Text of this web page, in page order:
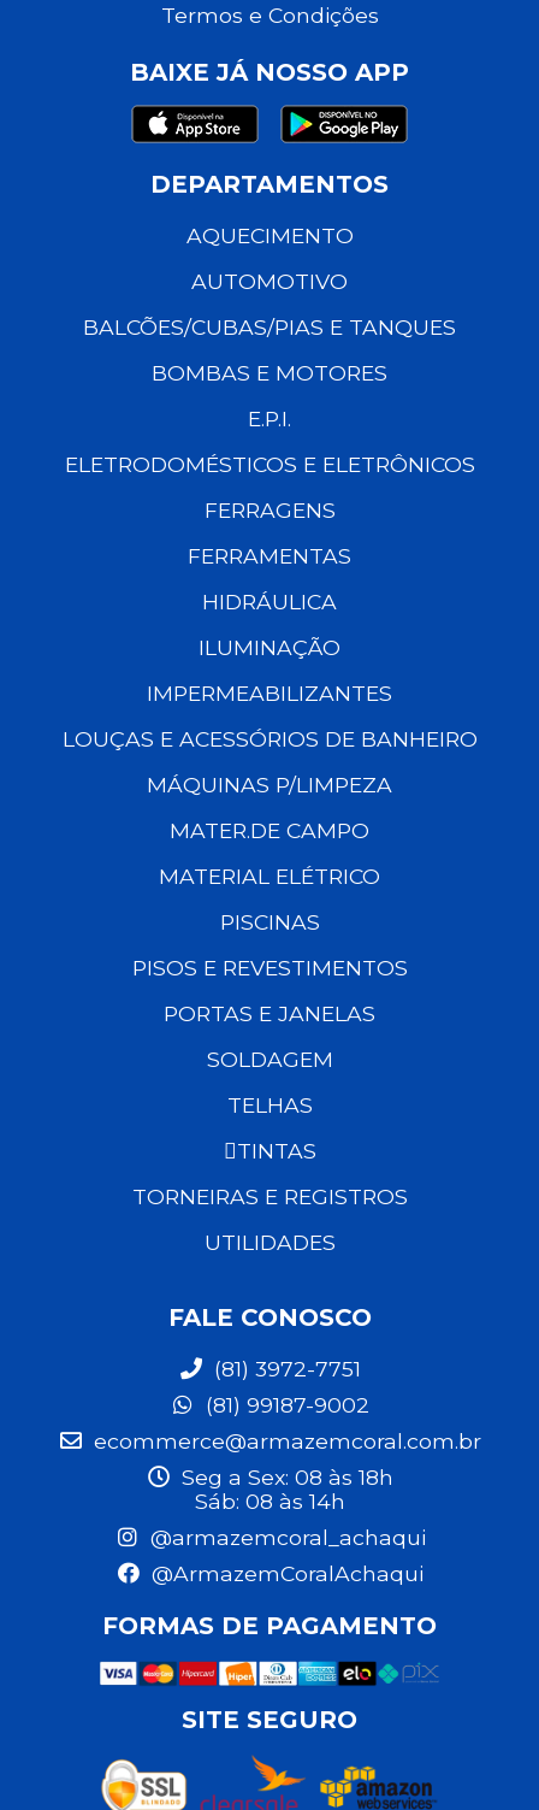
Termos e Condições
BAIXE JÁ NOSSO APP
DEPARTAMENTOS
AQUECIMENTO
AUTOMOTIVO
BALCÕES/CUBAS/PIAS E TANQUES
BOMBAS E MOTORES
E.P.I.
ELETRODOMÉSTICOS E ELETRÔNICOS
FERRAGENS
FERRAMENTAS
HIDRÁULICA
ILUMINAÇÃO
IMPERMEABILIZANTES
LOUÇAS E ACESSÓRIOS DE BANHEIRO
MÁQUINAS P/LIMPEZA
MATER.DE CAMPO
MATERIAL ELÉTRICO
PISCINAS
PISOS E REVESTIMENTOS
PORTAS E JANELAS
SOLDAGEM
TELHAS
TINTAS
TORNEIRAS E REGISTROS
UTILIDADES
FALE CONOSCO
(81) 3972-7751
(81) 99187-9002
ecommerce@armazemcoral.com.br
Seg a Sex: 08 às 18h
Sáb: 08 às 14h
@armazemcoral_achaqui
@ArmazemCoralAchaqui
FORMAS DE PAGAMENTO
SITE SEGURO